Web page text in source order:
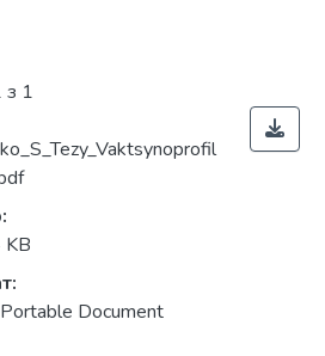
з 1
Document